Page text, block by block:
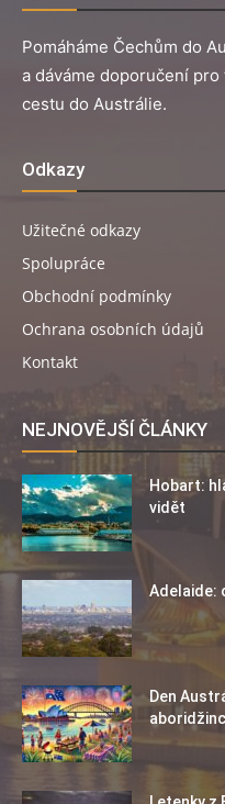
Pomáháme Čechům do
a dáváme doporučení
cestu do Austrálie.
Odkazy
Užitečné odkazy
Spolupráce
Obchodní podmínky
Ochrana osobních údajů
Kontakt
NEJNOVĚJŠÍ ČLÁNKY
Hobart:
vidět
Adelaide:
Den